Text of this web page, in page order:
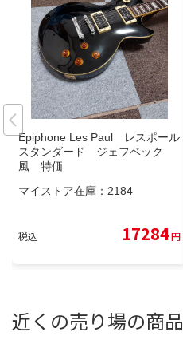
Epiphone Les Paul レスポール
スタンダード ジェフベック
風 特価
マイストア在庫： 2184
税込 17284円
近くの売り場の商品